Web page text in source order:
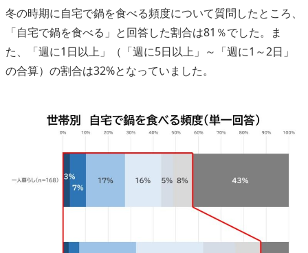
冬の時期に自宅で鍋を食べる頻度について質問したところ、
「自宅で鍋を食べる」と回答した割合は81％でした。ま
た、「週に1日以上」（「週に5日以上」～「週に1～2日」
の合算）の割合は32%となっていました。